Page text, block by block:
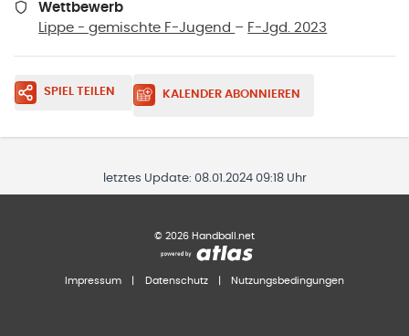
Wettbewerb
Lippe - gemischte F-Jugend – F-Jgd. 2023
SPIEL TEILEN KALENDER ABONNIEREN
letztes Update: 08.01.2024 09:18 Uhr
© 2026 Handball.net
Impressum Datenschutz Nutzungsbedingungen